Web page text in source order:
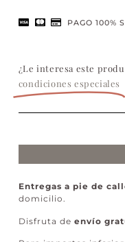
PAGO 100%
¿Le interesa este
condiciones especiales
Entregas a pie de
domicilio.
Disfruta de envío